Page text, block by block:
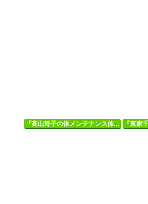
『髙山玲子の体メンテナンス体... 『東家